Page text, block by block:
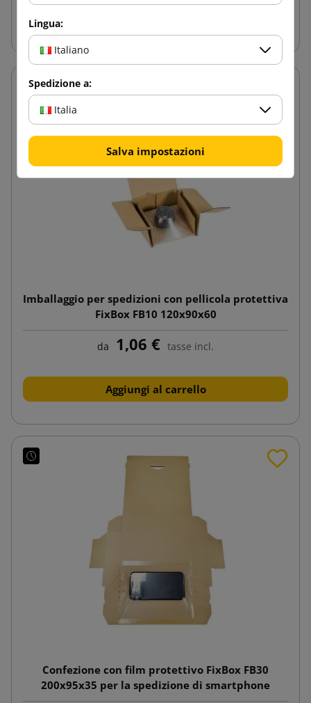
Imballaggio per spedizioni con pellicola protettiva
FixBox FB10 120x90x60
da 1,06 € tasse incl.
Aggiungi al carrello
Confezione con film protettivo FixBox FB30
200x95x35 per la spedizione di smartphone
Lingua:
Italiano
Spedizione a:
Italia
Salva impostazioni